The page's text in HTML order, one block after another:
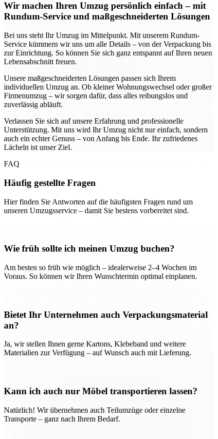
Wir machen Ihren Umzug persönlich einfach – mit
Rundum-Service und maßgeschneiderten Lösungen
Bei uns steht Ihr Umzug im Mittelpunkt. Mit unserem Rundum-
Service kümmern wir uns um alle Details – von der Verpackung bis
zur Einrichtung. So können Sie sich ganz entspannt auf Ihren neuen
Lebensabschnitt freuen.
Unsere maßgeschneiderten Lösungen passen sich Ihrem
individuellen Umzug an. Ob kleiner Wohnungswechsel oder großer
Firmenumzug – wir sorgen dafür, dass alles reibungslos und
zuverlässig abläuft.
Verlassen Sie sich auf unsere Erfahrung und professionelle
Unterstützung. Mit uns wird Ihr Umzug nicht nur einfach, sondern
auch ein echter Genuss – von Anfang bis Ende. Ihr zufriedenes
Lächeln ist unser Ziel.
FAQ
Häufig gestellte Fragen
Hier finden Sie Antworten auf die häufigsten Fragen rund um
unseren Umzugsservice – damit Sie bestens vorbereitet sind.
Wie früh sollte ich meinen Umzug buchen?
Am besten so früh wie möglich – idealerweise 2–4 Wochen im
Voraus. So können wir Ihren Wunschtermin optimal einplanen.
Bietet Ihr Unternehmen auch Verpackungsmaterial
an?
Ja, wir stellen Ihnen gerne Kartons, Klebeband und weitere
Materialien zur Verfügung – auf Wunsch auch mit Lieferung.
Kann ich auch nur Möbel transportieren lassen?
Natürlich! Wir übernehmen auch Teilumzüge oder einzelne
Transporte – ganz nach Ihrem Bedarf.